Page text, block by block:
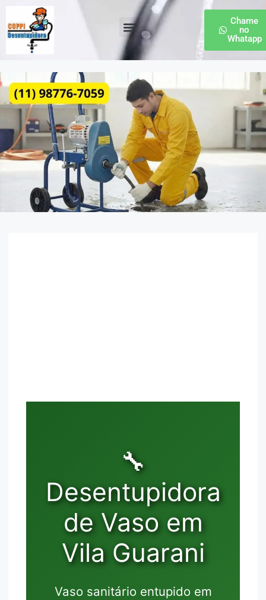
Chame
no
Whatapp
🔧
Desentupidora
de Vaso em
Vila Guarani
Vaso sanitário entupido em